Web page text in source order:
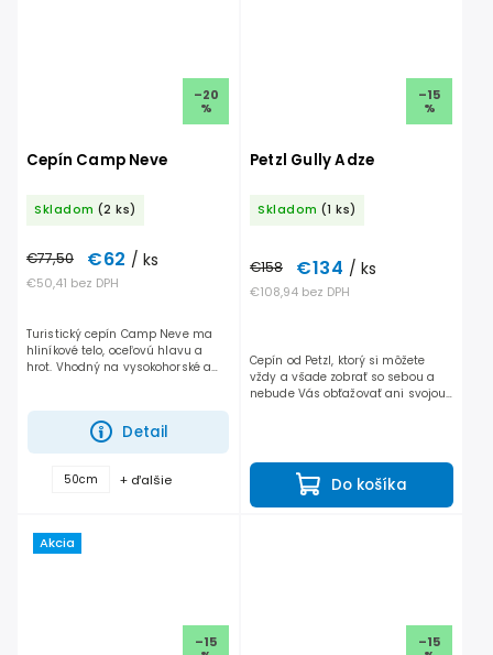
–20
%
Cepín Camp Neve
Skladom (2 ks)
€50,41 bez DPH
€77,50 €62 / ks
Detail
Turistický cepín Camp Neve ma
hliníkové telo, oceľovú hlavu a
hrot. Vhodný na vysokohorské a
50cm + ďalšie
–15
%
Petzl Gully Adze
Skladom (1 ks)
€108,94 bez DPH
€158 €134 / ks
Do košíka
Cepín od Petzl, ktorý si môžete
vždy a všade zobrať so sebou a
nebude Vás obťažovať ani svojou
Akcia
–15 –15